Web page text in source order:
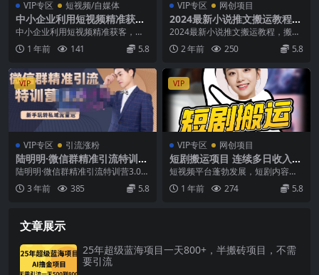
VIP专区 短视频/自媒体
中小企业利用短视频精准获
客，可复制获客落地训练方
案，做好短视频，一定要看完
中小企业利用短视频精准获客，可
复制获客落地训练方案，做好短视
频，一定要看完 课程...
1 年前 141 5.8
VIP专区 网创项目
2024最新小说推文搬运教程，
搬砖搞钱如此简单
2024最新小说推文搬运教程，搬砖
搞钱如此简单 小说推文，目前收入
比短剧好多了，...
2 年前 250 5.8
VIP
VIP专区 引流涨粉
陆明明·微信群精准引流特训营
3.0，借助微信群进行引流操
作，打造私域流量池
陆明明·微信群精准引流特训营3.0，
借助微信群进行引流操作，打造私
域流量池 课程...
3 年前 385 5.8
VIP
VIP专区 网创项目
短剧搬运项目 连续多日收入10
00+ 爆单大佬实操经验分享
短视频平台蓬勃发展，短剧内容是
吸引粉丝和流量的关键。对于新手
来说，如何快速有效地...
1 年前 274 5.8
文章展示
25年超级蓝海项目一天800+，半搬砖项目，不需
要引流